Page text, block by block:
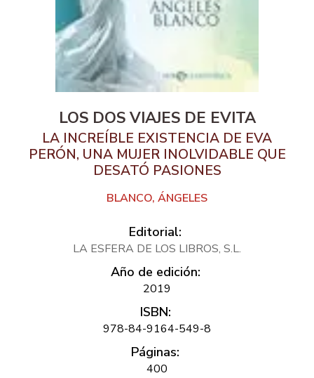
LOS DOS VIAJES DE EVITA
LA INCREÍBLE EXISTENCIA DE EVA
PERÓN, UNA MUJER INOLVIDABLE QUE
DESATÓ PASIONES
BLANCO, ÁNGELES
Editorial:
LA ESFERA DE LOS LIBROS, S.L.
Año de edición:
2019
ISBN:
978-84-9164-549-8
Páginas:
400